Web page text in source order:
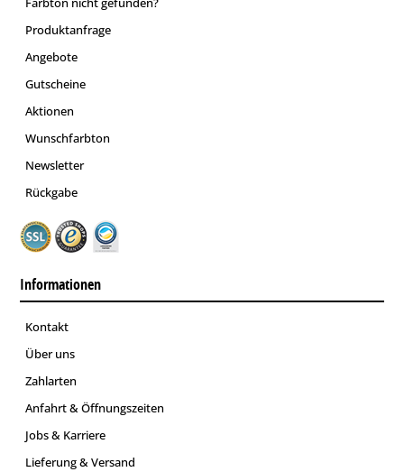
Produktanfrage
Angebote
Gutscheine
Aktionen
Wunschfarbton
Newsletter
Rückgabe
Informationen
Kontakt
Über uns
Zahlarten
Anfahrt & Öffnungszeiten
Jobs & Karriere
Lieferung & Versand